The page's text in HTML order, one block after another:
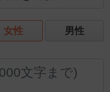
女性 男性